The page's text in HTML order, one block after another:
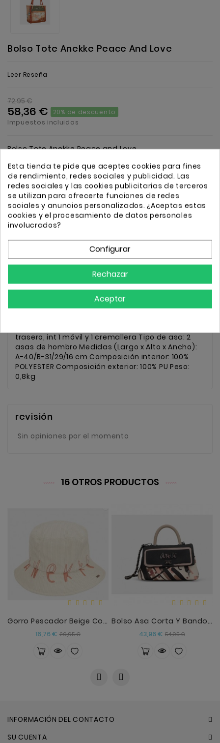
Bolso Tote Anekke Peace And Love
Leer Reseña
72,95 €
58,36 € 20% de descuento
Impuestos incluidos
Bolso Tote Anekke Peace and Love
Cantidad Añadir
Transporte GRATIS a partir de 50€
Envio 24/72h
trasero, int 1 móvil y 1 cremallera Tipo de asa: 2
asas de hombro Medidas (Largo x Alto x Ancho):
A-40/B-31/29/16 cm Composición interior: 100%
POLYESTER Composición exterior: 100% PU Peso:
0,8kg
revisión
Sin opiniones por el momento
16 OTROS PRODUCTOS
Gorro Pescador Beige Contemporary
16,76 € Precio
20,95 €Precio
Bolso Asa Corta Y Bandolera Pequeño Parisian Anekk
43,96 € Precio
54,95 €Precio
INFORMACIÓN DEL CONTACTO
SU CUENTA
Esta tienda te pide que aceptes cookies para fines
de rendimiento, redes sociales y publicidad. Las
redes sociales y las cookies publicitarias de terceros
se utilizan para ofrecerte funciones de redes
sociales y anuncios personalizados. ¿Aceptas estas
cookies y el procesamiento de datos personales
involucrados?
Configurar
Rechazar
Aceptar